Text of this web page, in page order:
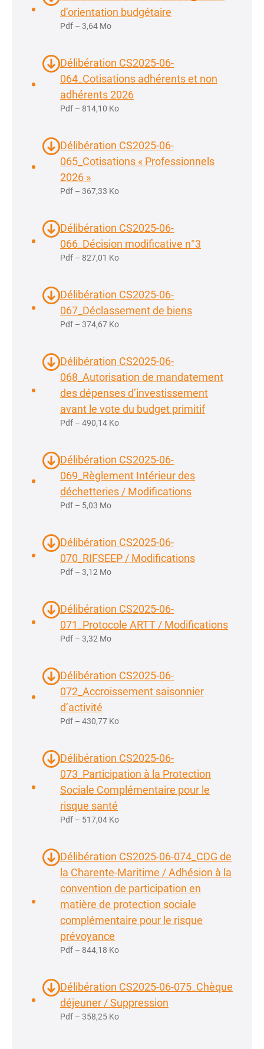
d’orientation budgétaire
Pdf – 3,64 Mo
Délibération CS2025-06-
064_Cotisations adhérents et non
adhérents 2026
Pdf – 814,10 Ko
Délibération CS2025-06-
065_Cotisations « Professionnels
2026 »
Pdf – 367,33 Ko
Délibération CS2025-06-
066_Décision modificative n°3
Pdf – 827,01 Ko
Délibération CS2025-06-
067_Déclassement de biens
Pdf – 374,67 Ko
Délibération CS2025-06-
068_Autorisation de mandatement
des dépenses d’investissement
avant le vote du budget primitif
Pdf – 490,14 Ko
Délibération CS2025-06-
069_Règlement Intérieur des
déchetteries / Modifications
Pdf – 5,03 Mo
Délibération CS2025-06-
070_RIFSEEP / Modifications
Pdf – 3,12 Mo
Délibération CS2025-06-
071_Protocole ARTT / Modifications
Pdf – 3,32 Mo
Délibération CS2025-06-
072_Accroissement saisonnier
d’activité
Pdf – 430,77 Ko
Délibération CS2025-06-
073_Participation à la Protection
Sociale Complémentaire pour le
risque santé
Pdf – 517,04 Ko
Délibération CS2025-06-074_CDG de
la Charente-Maritime / Adhésion à la
convention de participation en
matière de protection sociale
complémentaire pour le risque
prévoyance
Pdf – 844,18 Ko
Délibération CS2025-06-075_Chèque
déjeuner / Suppression
Pdf – 358,25 Ko